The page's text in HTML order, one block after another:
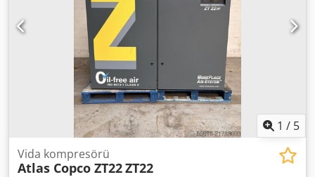
1 / 5
Vida kompresörü
Atlas Copco ZT22ZT22